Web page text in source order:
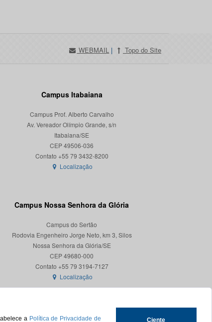
a Política de Privacidade de Ciente
WEBMAIL | Topo do Site
Campus Itabaiana
Campus Prof. Alberto Carvalho
Av. Vereador Olímpio Grande, s/n
Itabaiana/SE
CEP 49506-036
Localização
Campus Nossa Senhora da Glória
Campus do Sertão
Rodovia Engenheiro Jorge Neto, km 3, Silos
Nossa Senhora da Glória/SE
CEP 49680-000
Contato +55 79 3194-7127
Localização